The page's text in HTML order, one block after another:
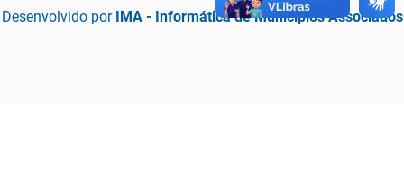
Desenvolvido por IMA - Informática de Municípios Associados